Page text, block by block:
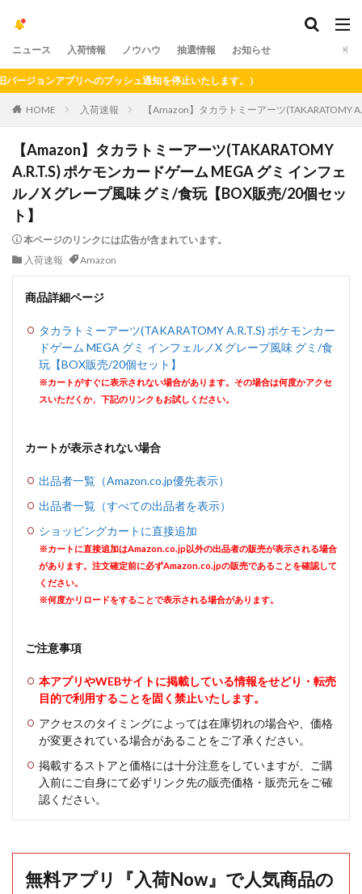
ニュース 入荷情報 ノウハウ 抽選情報 お知らせ
ンアプリへのプッシュ通知を停止いたします。）
HOME 入荷速報 【Amazon】タカラトミーアーツ(TAKARATOMY
【Amazon】タカラトミーアーツ(TAKARATOMY
A.R.T.S) ポケモンカードゲーム MEGA グミ インフェ
ルノX グレープ風味 グミ/食玩【BOX販売/20個セッ
ト】
本ページのリンクには広告が含まれています。
入荷速報
Amazon
商品詳細ページ
タカラトミーアーツ(TAKARATOMY A.R.T.S) ポケモンカー
ドゲーム MEGA グミ インフェルノX グレープ風味 グミ/食
玩【BOX販売/20個セット】
※カートがすぐに表示されない場合があります。その場合は何度かアクセ
スいただくか、下記のリンクもお試しください。
カートが表示されない場合
出品者一覧（Amazon.co.jp優先表示）
出品者一覧（すべての出品者を表示）
ショッピングカートに直接追加
※カートに直接追加はAmazon.co.jp以外の出品者の販売が表示される場合
があります。注文確定前に必ずAmazon.co.jpの販売であることを確認して
ください。
※何度かリロードをすることで表示される場合があります。
ご注意事項
本アプリやWEBサイトに掲載している情報をせどり・転売
目的で利用することを固く禁止いたします。
アクセスのタイミングによっては在庫切れの場合や、価格
が変更されている場合があることをご了承ください。
掲載するストアと価格には十分注意をしていますが、ご購
入前にご自身にて必ずリンク先の販売価格・販売元をご確
認ください。
無料アプリ『入荷Now』で人気商品の